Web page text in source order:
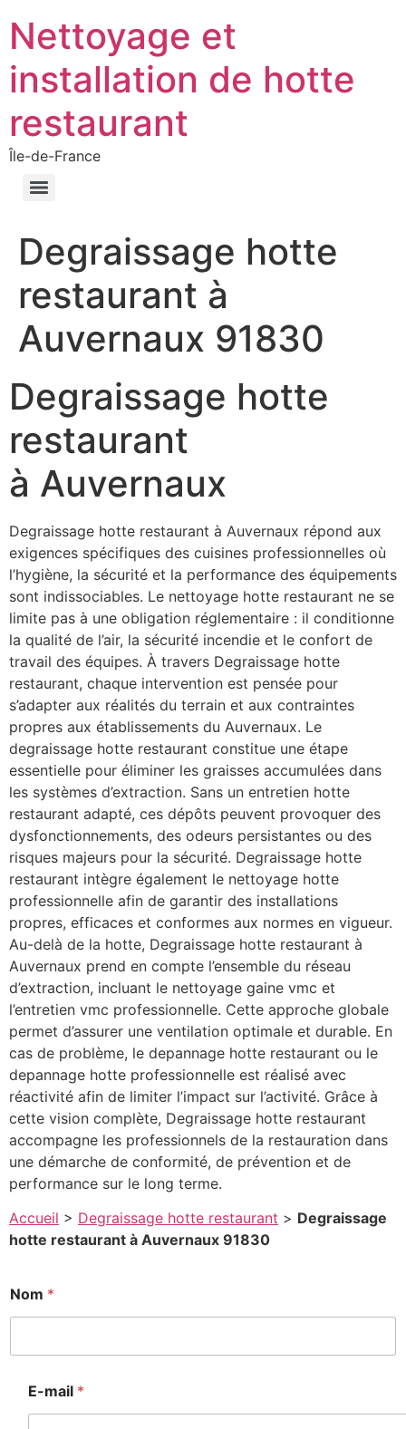
Nettoyage et
installation de hotte
restaurant
Île-de-France
Degraissage hotte
restaurant à
Auvernaux 91830
Degraissage hotte
restaurant
à Auvernaux
Degraissage hotte restaurant à Auvernaux répond aux
exigences spécifiques des cuisines professionnelles où
l’hygiène, la sécurité et la performance des équipements
sont indissociables. Le nettoyage hotte restaurant ne se
limite pas à une obligation réglementaire : il conditionne
la qualité de l’air, la sécurité incendie et le confort de
travail des équipes. À travers Degraissage hotte
restaurant, chaque intervention est pensée pour
s’adapter aux réalités du terrain et aux contraintes
propres aux établissements du Auvernaux. Le
degraissage hotte restaurant constitue une étape
essentielle pour éliminer les graisses accumulées dans
les systèmes d’extraction. Sans un entretien hotte
restaurant adapté, ces dépôts peuvent provoquer des
dysfonctionnements, des odeurs persistantes ou des
risques majeurs pour la sécurité. Degraissage hotte
restaurant intègre également le nettoyage hotte
professionnelle afin de garantir des installations
propres, efficaces et conformes aux normes en vigueur.
Au-delà de la hotte, Degraissage hotte restaurant à
Auvernaux prend en compte l’ensemble du réseau
d’extraction, incluant le nettoyage gaine vmc et
l’entretien vmc professionnelle. Cette approche globale
permet d’assurer une ventilation optimale et durable. En
cas de problème, le depannage hotte restaurant ou le
depannage hotte professionnelle est réalisé avec
réactivité afin de limiter l’impact sur l’activité. Grâce à
cette vision complète, Degraissage hotte restaurant
accompagne les professionnels de la restauration dans
une démarche de conformité, de prévention et de
performance sur le long terme.
Accueil > Degraissage hotte restaurant > Degraissage
hotte restaurant à Auvernaux 91830
-
m
i
Nom *
E-mail *